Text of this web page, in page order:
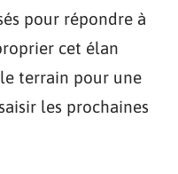
pour répondre à
cet élan
le terrain pour une
les prochaines